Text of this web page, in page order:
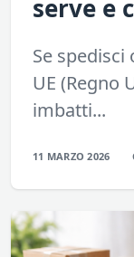
serve e
Se
UE (Regno
imbatti...
11 MARZO 2026